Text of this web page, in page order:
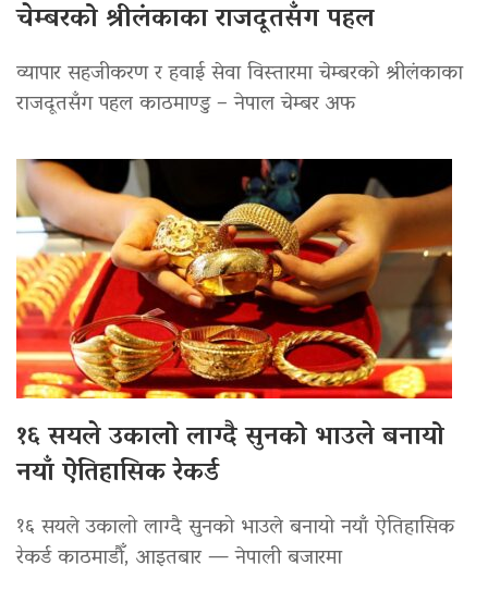
चेम्बरको श्रीलंकाका राजदूतसँग पहल
व्यापार सहजीकरण र हवाई सेवा विस्तारमा चेम्बरको श्रीलंकाका
राजदूतसँग पहल काठमाण्डु – नेपाल चेम्बर अफ
१६ सयले उकालो लाग्दै सुनको भाउले बनायो
नयाँ ऐतिहासिक रेकर्ड
१६ सयले उकालो लाग्दै सुनको भाउले बनायो नयाँ ऐतिहासिक
रेकर्ड काठमाडौँ, आइतबार — नेपाली बजारमा